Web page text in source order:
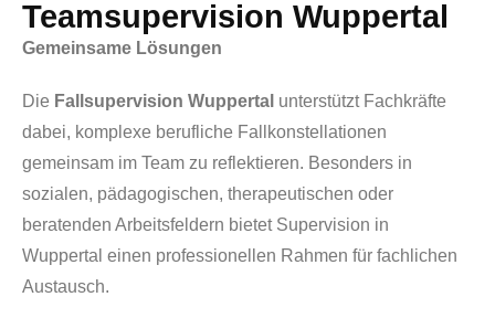
Teamsupervision Wuppertal
Gemeinsame Lösungen
Die Fallsupervision Wuppertal unterstützt Fachkräfte
dabei, komplexe berufliche Fallkonstellationen
gemeinsam im Team zu reflektieren. Besonders in
sozialen, pädagogischen, therapeutischen oder
beratenden Arbeitsfeldern bietet Supervision in
Wuppertal einen professionellen Rahmen für fachlichen
Austausch.